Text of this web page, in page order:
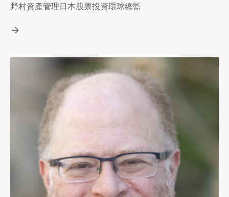
野村資產管理日本股票投資環球總監